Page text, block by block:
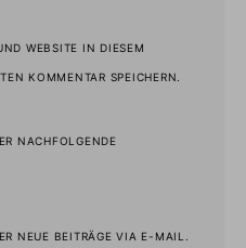
WEBSITE IN DIESEM
KOMMENTAR SPEICHERN.
NACHFOLGENDE
NEUE BEITRÄGE VIA E-MAIL.